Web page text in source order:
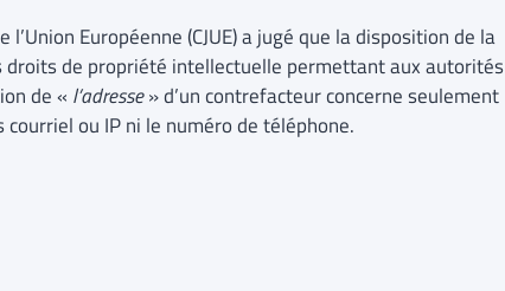
l’Union Européenne (CJUE) a jugé que la disposition de la
de propriété intellectuelle permettant aux autorités
de « l’adresse» d’un contrefacteur concerne seulement
ou IP ni le numéro de téléphone.